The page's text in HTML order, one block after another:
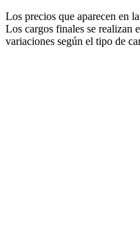
Los precios que aparecen en
Los cargos finales se realizan
variaciones según el tipo de